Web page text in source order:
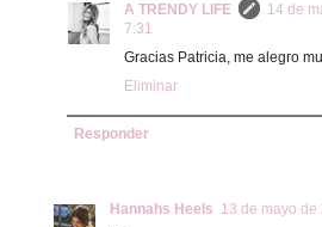
A TRENDY LIFE
14 de
7:31
Gracias Patricia, me alegro
Eliminar
Responder
Hannahs Heels 13 de mayo de